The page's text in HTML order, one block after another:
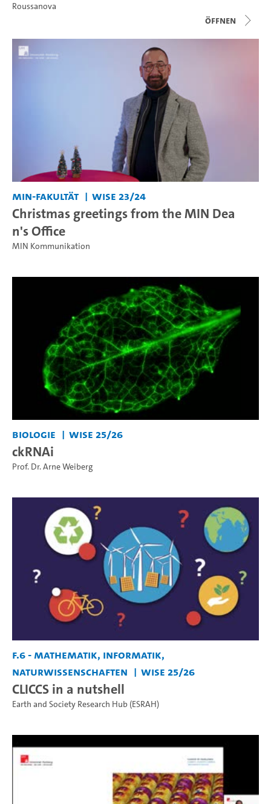
Roussanova
Öffnen
MIN-Fakultät WiSe 23/24
Christmas greetings from the MIN Dea
n's Office
MIN Kommunikation
Biologie WiSe 25/26
ckRNAi
Prof. Dr. Arne Weiberg
F.6 - Mathematik, Informatik,
Naturwissenschaften
WiSe 25/26
CLICCS in a nutshell
Earth and Society Research Hub (ESRAH)